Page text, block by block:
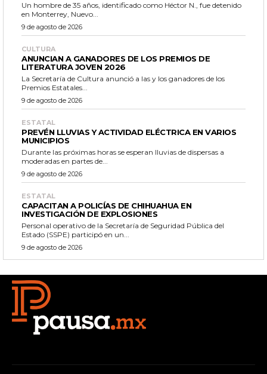
Un hombre de 35 años, identificado como Héctor N., fue detenido
en Monterrey, Nuevo...
9 de agosto de 2026
CULTURA
ANUNCIAN A GANADORES DE LOS PREMIOS DE
LITERATURA JOVEN 2026
La Secretaría de Cultura anunció a las y los ganadores de los
Premios Estatales...
9 de agosto de 2026
ESTATAL
PREVÉN LLUVIAS Y ACTIVIDAD ELÉCTRICA EN VARIOS
MUNICIPIOS
Durante las próximas horas se esperan lluvias de dispersas a
moderadas en partes de...
9 de agosto de 2026
ESTATAL
CAPACITAN A POLICÍAS DE CHIHUAHUA EN
INVESTIGACIÓN DE EXPLOSIONES
Personal operativo de la Secretaría de Seguridad Pública del
Estado (SSPE) participó en un...
9 de agosto de 2026